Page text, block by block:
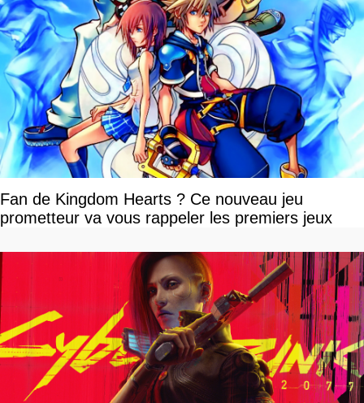
Fan de Kingdom Hearts ? Ce nouveau jeu
prometteur va vous rappeler les premiers jeux